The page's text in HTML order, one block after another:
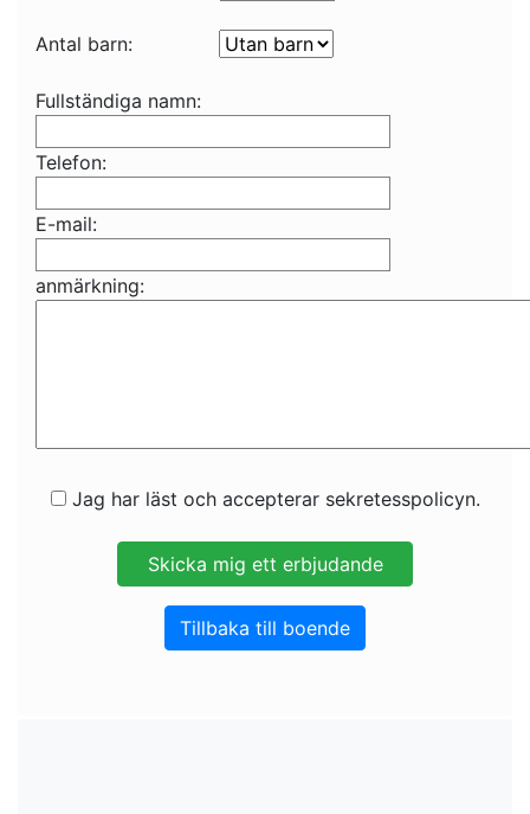
Antal barn:
Fullständiga namn:
Telefon:
E-mail:
anmärkning:
Jag har läst och accepterar sekretesspolicyn.
Tillbaka till boende